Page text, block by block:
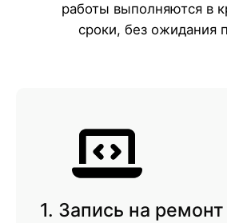
работы выполняются в
сроки, без ожидания
1. Запись на ремонт